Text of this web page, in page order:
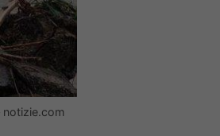
notizie.com